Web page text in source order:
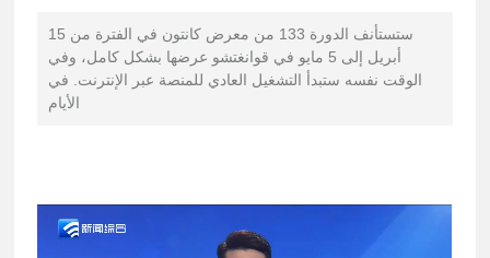
ستستأنف الدورة 133 من معرض كانتون في الفترة من 15
أبريل إلى 5 مايو في قوانغتشو عرضها بشكل كامل، وفي
الوقت نفسه ستبدأ التشغيل العادي للمنصة عبر الإنترنت. في
الأيام